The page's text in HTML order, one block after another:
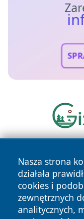
Nasza strona
działała
cookies i
zewnętrznych
analitycznych,
Copyright © 2026